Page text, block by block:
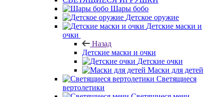
Шары бобо
Детское оружие
Детские маски и
очки
Назад
Детские маски и очки
Детские очки
Маски для детей
Светящиеся
вертолетики